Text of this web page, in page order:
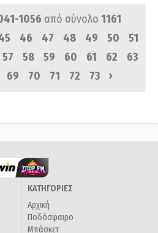
1056 από σύνολο 1161
46 47 48 49 50
51
57 58 59 60 61 62
63
69 70 71 72 73 ›
ΚΑΤΗΓΟΡΙΕΣ
Αρχική
Ποδόσφαιρο
Μπάσκετ